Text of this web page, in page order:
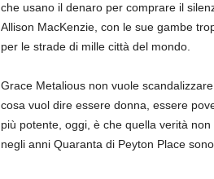
che usano il denaro per comprare il
Allison MacKenzie, con le sue gambe
per le strade di mille città del mondo.
Grace Metalious non vuole
cosa vuol dire essere donna, essere
più potente, oggi, è che quella verità
negli anni Quaranta di Peyton Place